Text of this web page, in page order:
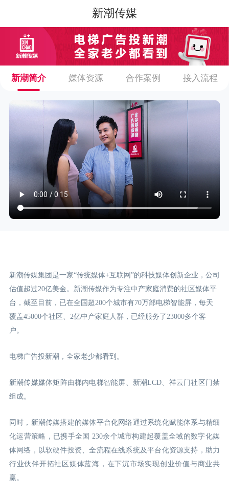
新潮传媒
新潮简介 媒体资源 合作案例 接入流程
新潮传媒集团是一家“传统媒体+互联网”的科技媒体创新企业，公司
估值超过20亿美金。新潮传媒作为专注中产家庭消费的社区媒体平
台，截至目前，已在全国超200个城市有70万部电梯智能屏，每天
覆盖45000个社区、2亿中产家庭人群，已经服务了23000多个客
户。
电梯广告投新潮，全家老少都看到。
新潮传媒媒体矩阵由梯内电梯智能屏、新潮LCD、祥云门社区门禁
组成。
同时，新潮传媒搭建的媒体平台化网络通过系统化赋能体系与精细
化运营策略，已携手全国 230余个城市构建起覆盖全域的数字化媒
体网络，以软硬件投资、全流程在线系统及平台化资源支持，助力
行业伙伴开拓社区媒体蓝海，在下沉市场实现创业价值与商业共
赢。